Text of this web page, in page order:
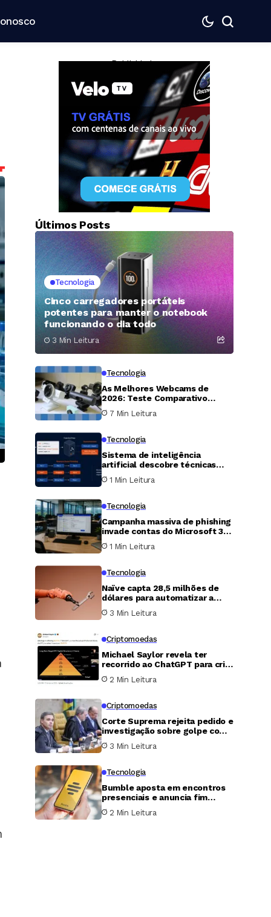
— Publicidade —
Últimos Posts
Tecnologia
Cinco carregadores portáteis
potentes para manter o notebook
funcionando o dia todo
3 Min Leitura
Tecnologia
As Melhores Webcams de
2026: Teste Comparativo
Revela Vencedores e
Decepções
7 Min Leitura
Tecnologia
Sistema de inteligência
artificial descobre técnicas
inéditas de ataque HTTP e
falha zero-day em servidor
1 Min Leitura
Tecnologia
Campanha massiva de phishing
invade contas do Microsoft 365
para roubar mensagens sobre
folha de pagamento e finanças
1 Min Leitura
Tecnologia
Naïve capta 28,5 milhões de
dólares para automatizar a
criação e operação de
empresas com agentes de
3 Min Leitura
Criptomoedas
Michael Saylor revela ter
recorrido ao ChatGPT para criar
modelo de ações preferenciais
da Strategy e captar US$ 15
2 Min Leitura
Criptomoedas
Corte Suprema rejeita pedido e
investigação sobre golpe com
bitcoin segue aberta
3 Min Leitura
Tecnologia
Bumble aposta em encontros
presenciais e anuncia fim
gradual do swipe
2 Min Leitura